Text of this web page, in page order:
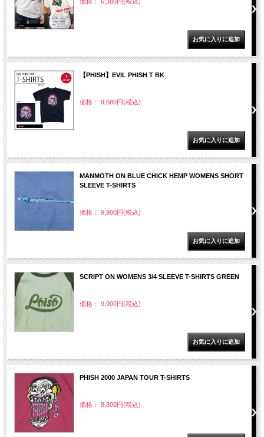
【PHISH】EVIL PHISH T BK
価格： 9,680円(税込)
MANMOTH ON BLUE CHICK HEMP WOMENS SHORT
SLEEVE T-SHIRTS
価格： 9,900円(税込)
SCRIPT ON WOMENS 3/4 SLEEVE T-SHIRTS GREEN
価格： 9,900円(税込)
PHISH 2000 JAPAN TOUR T-SHIRTS
価格： 8,800円(税込)